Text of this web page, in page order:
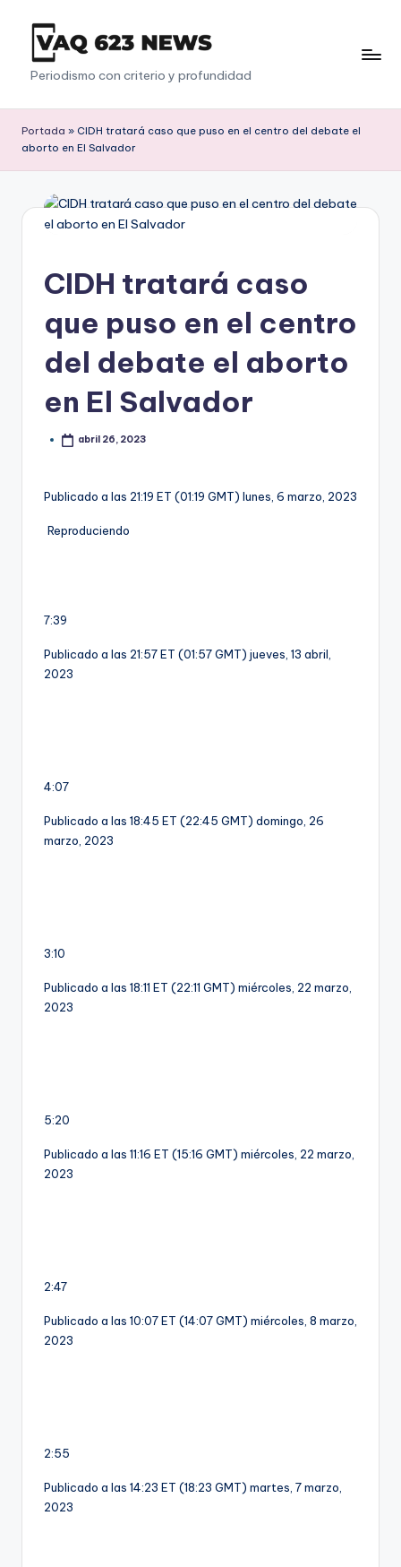
Saltar
contenido
V
a
q
6
Periodismo con criterio y profundidad
Portada » CIDH tratará caso que puso en el centro del debate el
aborto en El Salvador
CIDH tratará caso
que puso en el centro
del debate el aborto
en El Salvador
abril 26, 2023
Publicado a las 21:19 ET (01:19 GMT) lunes, 6 marzo, 2023
Reproduciendo
7:39
Publicado a las 21:57 ET (01:57 GMT) jueves, 13 abril,
2023
4:07
Publicado a las 18:45 ET (22:45 GMT) domingo, 26
marzo, 2023
3:10
Publicado a las 18:11 ET (22:11 GMT) miércoles, 22 marzo,
2023
5:20
Publicado a las 11:16 ET (15:16 GMT) miércoles, 22 marzo,
2023
2:47
Publicado a las 10:07 ET (14:07 GMT) miércoles, 8 marzo,
2023
2:55
Publicado a las 14:23 ET (18:23 GMT) martes, 7 marzo,
2023